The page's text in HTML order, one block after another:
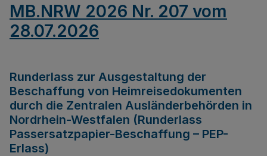
MB.NRW 2026 Nr. 207 vom
28.07.2026
Runderlass zur Ausgestaltung der
Beschaffung von Heimreisedokumenten
durch die Zentralen Ausländerbehörden in
Nordrhein-Westfalen (Runderlass
Passersatzpapier-Beschaffung – PEP-
Erlass)